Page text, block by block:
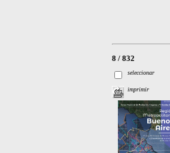
8 / 832
seleccionar
imprimir